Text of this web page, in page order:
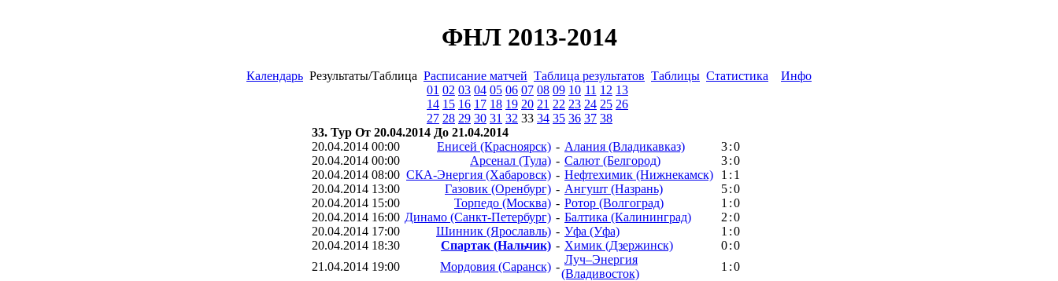
ФНЛ 2013-2014
Календарь Результаты/Таблица Расписание матчей Таблица результатов Таблицы Статистика
Инфо
01 02 03 04 05 06 07 08 09 10 11 12 13
14 15 16 17 18 19 20 21 22 23 24 25 26
27 28 29 30 31 32 33 34 35 36 37 38
33. Тур От 20.04.2014 До 21.04.2014
20.04.2014 00:00
Енисей (Красноярск) - Алания (Владикавказ) 3:0
20.04.2014 00:00
Арсенал (Тула) - Салют (Белгород) 3:0
20.04.2014 08:00 СКА-Энергия (Хабаровск) - Нефтехимик (Нижнекамск) 1 : 1
20.04.2014 13:00
Газовик (Оренбург) - Ангушт (Назрань) 5:0
20.04.2014 15:00
Торпедо (Москва) - Ротор (Волгоград) 1 :0
20.04.2014 16:00 Динамо (Санкт-Петербург) - Балтика (Калининград) 2 :0
20.04.2014 17:00
Шинник (Ярославль) - Уфа (Уфа) 1 :0
20.04.2014 18:30
Спартак (Нальчик) - Химик (Дзержинск) 0:0
21.04.2014 19:00
Мордовия (Саранск) -
Луч–Энергия
(Владивосток)
1 :0